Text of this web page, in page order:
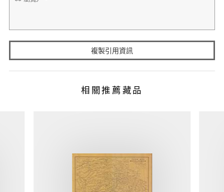
複製引用資訊
相關推薦藏品